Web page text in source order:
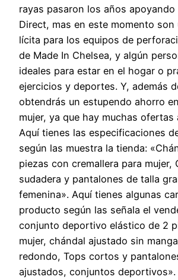
rayas pasaron los años apoyando
Direct, mas en este momento son
lícita para los equipos de
de Made In Chelsea, y algún
ideales para estar en el hogar o
ejercicios y deportes. Y, además
obtendrás un estupendo ahorro
mujer, ya que hay muchas ofertas
Aquí tienes las especificaciones
según las muestra la tienda:
piezas con cremallera para mujer,
sudadera y pantalones de talla
femenina». Aquí tienes algunas
producto según las señala el
conjunto deportivo elástico de 2
mujer, chándal ajustado sin
redondo, Tops cortos y
ajustados, conjuntos deportivos».